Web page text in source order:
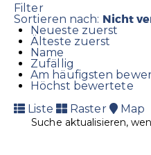
Filter
Sortieren nach: Nicht
Neueste zuerst
Älteste zuerst
Name
Zufällig
Am häufigsten
Höchst bewertete
Liste
Raster Map
Suche aktualisieren,